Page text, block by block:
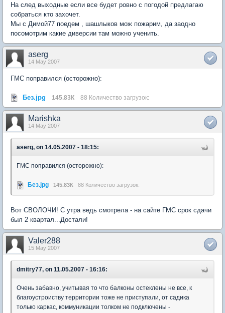
На след выходные если все будет ровно с погодой предлагаю
собраться кто захочет.
Мы с Димой77 поедем , шашлыков мож пожарим, да заодно
посомотрим какие диверсии там можно ученить.
aserg
14 May 2007
ГМС поправился (осторожно):
Без.jpg 145.83К 88 Количество загрузок:
Marishka
14 May 2007
aserg, on 14.05.2007 - 18:15:
ГМС поправился (осторожно):
Без.jpg 145.83К 88 Количество загрузок:
Вот СВОЛОЧИ! С утра ведь смотрела - на сайте ГМС срок сдачи
был 2 квартал...Достали!
Valer288
15 May 2007
dmitry77, on 11.05.2007 - 16:16:
Очень забавно, учитывая то что балконы остеклены не все, к
благоустроиству территории тоже не приступали, от садика
только каркас, коммуникации толком не подключены -